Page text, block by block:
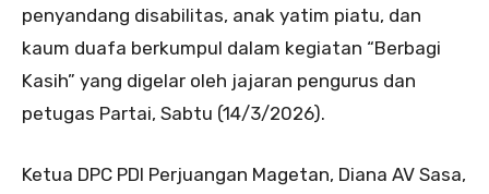
penyandang disabilitas, anak yatim piatu, dan
kaum duafa berkumpul dalam kegiatan “Berbagi
Kasih” yang digelar oleh jajaran pengurus dan
petugas Partai, Sabtu (14/3/2026).
Ketua DPC PDI Perjuangan Magetan, Diana AV Sasa,